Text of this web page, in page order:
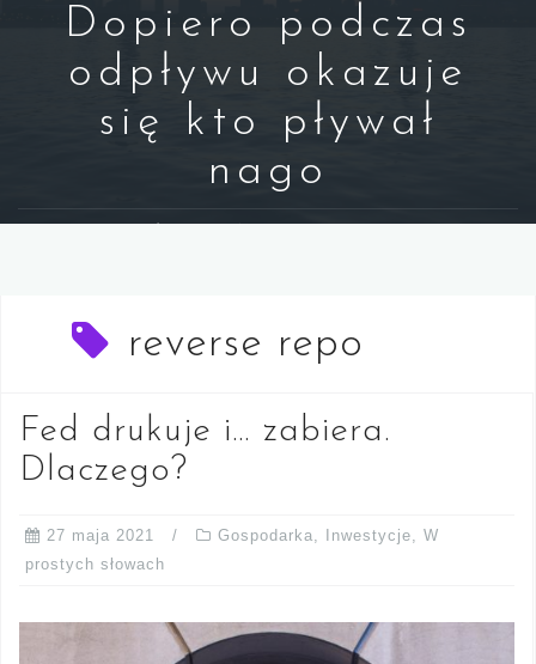
Dopiero podczas
odpływu okazuje
się kto pływał
nago
reverse repo
Fed drukuje i… zabiera.
Dlaczego?
27 maja 2021 Gospodarka Inwestycje
W
prostych słowach